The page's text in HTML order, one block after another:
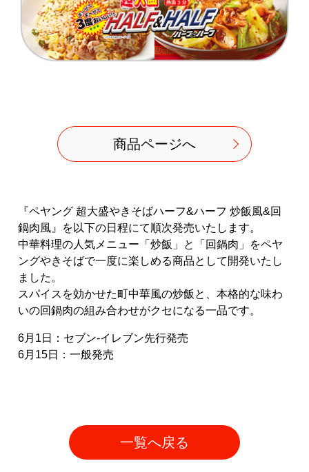
商品ページへ
『ペヤング 超大盛やきそばハーフ&ハーフ 炒飯風&回
鍋肉風』を以下の日程にて順次発売いたします。
中華料理の人気メニュー「炒飯」と「回鍋肉」をペヤ
ングやきそばで一度に楽しめる商品として開発いたし
ました。
スパイスを効かせた町中華風の炒飯と、本格的な味わ
いの回鍋肉の組み合わせがクセになる一品です。
6月1日：セブン-イレブン先行発売
6月15日：一般発売
一覧へ戻る